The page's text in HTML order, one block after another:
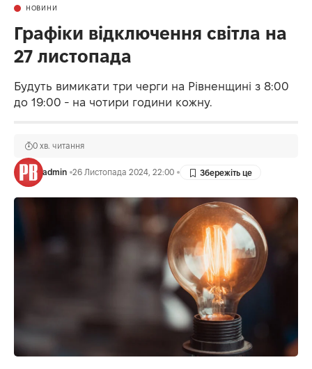
НОВИНИ
Графіки відключення світла на
27 листопада
Будуть вимикати три черги на Рівненщині з 8:00
до 19:00 - на чотири години кожну.
admin 26 Листопада 2024, 22:00
0 хв. читання